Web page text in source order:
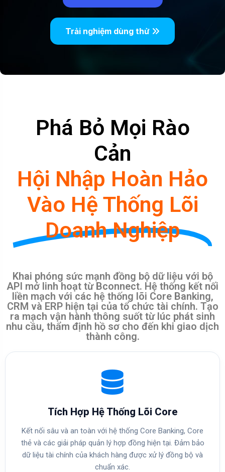
Trải nghiệm dùng thử
Phá Bỏ Mọi Rào
Cản
Hội Nhập Hoàn Hảo
Vào Hệ Thống Lõi
Doanh Nghiệp
Khai phóng sức mạnh đồng bộ dữ liệu với bộ
API mở linh hoạt từ Bconnect. Hệ thống kết nối
liền mạch với các hệ thống lõi Core Banking,
CRM và ERP hiện tại của tổ chức tài chính. Tạo
ra mạch vận hành thông suốt từ lúc phát sinh
nhu cầu, thẩm định hồ sơ cho đến khi giao dịch
thành công.
Tích Hợp Hệ Thống Lõi Core
Kết nối sâu và an toàn với hệ thống Core Banking, Core
thẻ và các giải pháp quản lý hợp đồng hiện tại. Đảm bảo
dữ liệu tài chính của khách hàng được xử lý đồng bộ và
chuẩn xác.